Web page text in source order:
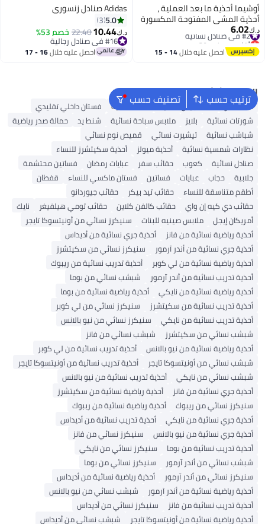
أوشيما أحذية ما بعد العملية ،
أحذية المشي المفتوحة المكسورة
، حذاء المشي الجراحي لكسر القدم
أو القدم ، أحزمة قابلة للتعديل بعد
الجراحة لدعم القدم لاسترداد الكسر
لليسار أو اليمين (م)
د.ك‏6.02
#2 في صنادل نسائية
أقل سعر في 30 يوم
#2 في صنادل نسائية احصل عليه خلال 14 - 15
Adidas صنادل زنسوري
5.0
3
د.ك‏10.44
22.40خصم 53%
#16 في صنادل رجالية
#16 في صنادل رجالية احصل عليه خلال 16 - 17
ترتيب حسب تصنيف حسب البحث الشائع
شنط ألدو شنط جيس نسائية شنط نسائية
فستان داخلي تقليدي
شورتات نسائية
بلايز ملابس سباحة نسائية شنط يد
حمالة صدر رياضية
شباشب نسائية
تيشيرت نسائي
قميص نوم نسائي
نظارات شمسية نسائية
أحذية ميولز
أحذية سكيتشرز للنساء
صنادل نسائية
كعوب حقائب سفر عبايات رمضان
فساتين محتشمة
جلابية
حجاب عبايات فساتين فستان ماكسي للنساء
قفطان
أطقم متناسقة للنساء
حقائب تيد بيكر
حقائب جيوردانو
حقائب دي كيه إن واي
حقائب كالفن كلاين حقائب تومي هيلفيغر
نايك
أمريكان إيجل
ملابس صينيه للبنات
سنيكرز نسائي من أونيتسوكا تايجر
أحذية رياضية نسائية من فانز
أحذية جري نسائية من أديداس
أحذية جري نسائية من أندر آرمور
سنيكرز نسائي من سكيتشرز
أحذية رياضية نسائية من لي كوبر
أحذية تدريب نسائية من ريبوك
أحذية تدريب نسائية من أندر آرمور
شبشب نسائي من بوما
أحذية رياضية نسائية من نايكي
أحذية رياضية نسائية من بوما
أحذية تدريب نسائية من سكيتشرز
سنيكرز نسائي من لي كوبر
أحذية تدريب نسائية من نايكي
سنيكرز نسائي من نيو بالانس
شبشب نسائي من سكيتشرز
شبشب نسائي من فانز
أحذية رياضية نسائية من نيو بالانس
أحذية تدريب نسائية من لي كوبر
شبشب نسائي من أونيتسوكا تايجر
أحذية تدريب نسائية من أونيتسوكا تايجر
شبشب نسائي من نايكي
أحذية تدريب نسائية من نيو بالانس
أحذية جري نسائية من فانز
أحذية رياضية نسائية من سكيتشرز
سنيكرز نسائي من ريبوك
أحذية رياضية نسائية من ريبوك
أحذية جري نسائية من نايكي
أحذية تدريب نسائية من أديداس
أحذية جري نسائية من نيو بالانس
سنيكرز نسائي من فانز
أحذية تدريب نسائية من بوما
سنيكرز نسائي من نايكي
شبشب نسائي من أندر آرمور
سنيكرز نسائي من بوما
سنيكرز نسائي من أندر آرمور
أحذية رياضية نسائية من أديداس
أحذية رياضية نسائية من أندر آرمور
شبشب نسائي من نيو بالانس
أحذية تدريب نسائية من فانز
سنيكرز نسائي من أديداس
أحذية رياضية نسائية من أونيتسوكا تايجر
شبشب نسائي من أديداس